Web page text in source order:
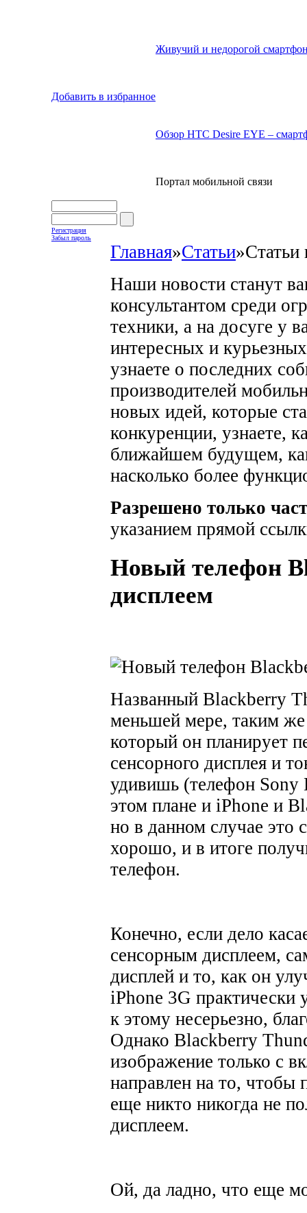
Добавить в избранное
Живучий и недорогой
Обзор HTC Desire EYE –
Портал мобильной связи
Регистрация
Забыл пароль
Главная»Статьи»Статьи
Наши новости станут
консультантом среди
техники, а на досуге у
интересных и
узнаете о последних
производителей
новых идей, которые
конкуренции, узнаете,
ближайшем будущем,
насколько более
Разрешено только
указанием прямой
Новый телефон
дисплеем
Названный Blackberry
меньшей мере, таким
который он планирует
сенсорного дисплея и
удивишь (телефон Sony
этом плане и iPhone и
но в данном случае это
хорошо, и в итоге
телефон.
Конечно, если дело
сенсорным дисплеем,
дисплей и то, как он
iPhone 3G практически
к этому несерьезно,
Однако Blackberry
изображение только с
направлен на то, чтобы
еще никто никогда не
дисплеем.
Ой, да ладно, что еще